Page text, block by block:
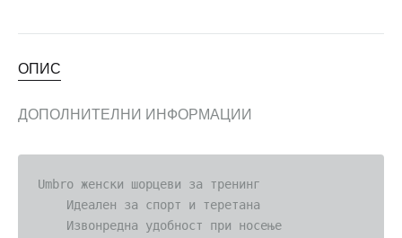
ОПИС
ДОПОЛНИТЕЛНИ ИНФОРМАЦИИ
Umbro женски шорцеви за тренинг
    Идеален за спорт и теретана
    Извонредна удобност при носење